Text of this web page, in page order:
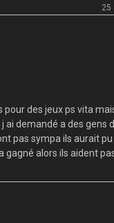
25
des jeux ps vita
ai demandé a des
pas sympa ils aurait
gagné alors ils aident